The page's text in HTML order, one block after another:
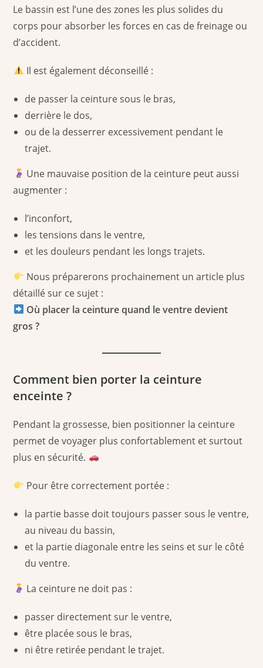
Le bassin est l’une des zones les plus solides du
corps pour absorber les forces en cas de freinage ou
d’accident.
Il est également déconseillé :
de passer la ceinture sous le bras,
derrière le dos,
ou de la desserrer excessivement pendant le
trajet.
Une mauvaise position de la ceinture peut aussi
augmenter :
l’inconfort,
les tensions dans le ventre,
et les douleurs pendant les longs trajets.
Nous préparerons prochainement un article plus
détaillé sur ce sujet :
Où placer la ceinture quand le ventre devient
gros ?
Comment bien porter la ceinture
enceinte ?
Pendant la grossesse, bien positionner la ceinture
permet de voyager plus confortablement et surtout
plus en sécurité.
Pour être correctement portée :
la partie basse doit toujours passer sous le ventre,
au niveau du bassin,
et la partie diagonale entre les seins et sur le côté
du ventre.
La ceinture ne doit pas :
passer directement sur le ventre,
être placée sous le bras,
ni être retirée pendant le trajet.